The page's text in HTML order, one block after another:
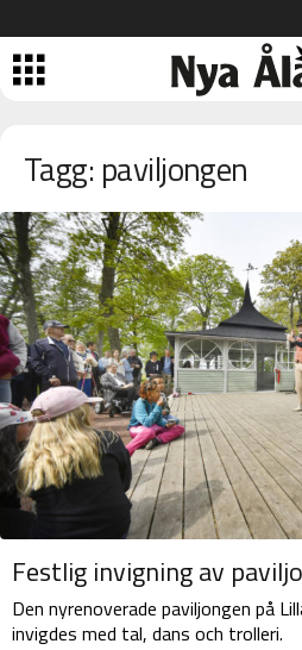
Tagg: paviljongen
Festlig invigning av
Den nyrenoverade paviljongen på
invigdes med tal, dans och trolleri.